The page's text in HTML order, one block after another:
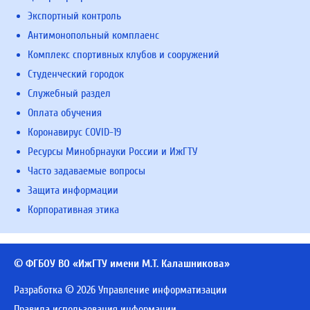
Экспортный контроль
Антимонопольный комплаенс
Комплекс спортивных клубов и сооружений
Студенческий городок
Служебный раздел
Оплата обучения
Коронавирус COVID-19
Ресурсы Минобрнауки России и ИжГТУ
Часто задаваемые вопросы
Защита информации
Корпоративная этика
© ФГБОУ ВО «ИжГТУ имени М.Т. Калашникова»
Разработка © 2026 Управление информатизации